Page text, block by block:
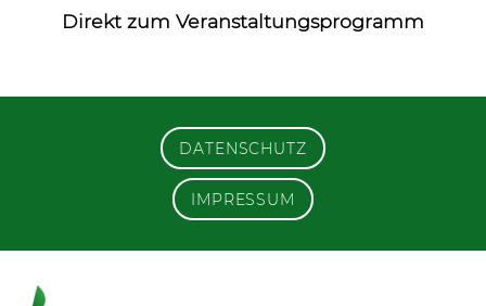
Direkt zum Veranstaltungsprogramm
DATENSCHUTZ
IMPRESSUM